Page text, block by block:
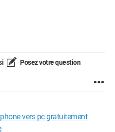
Posez votre question
vers pc gratuitement